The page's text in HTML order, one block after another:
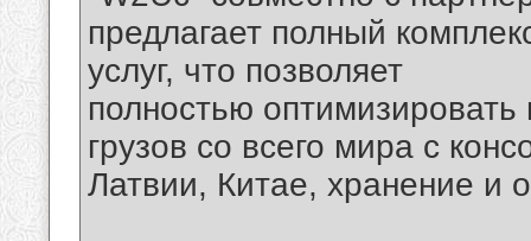
предлагает полный
услуг, что позволяет
полностью
грузов со всего мира с
Латвии, Китае, хранение и